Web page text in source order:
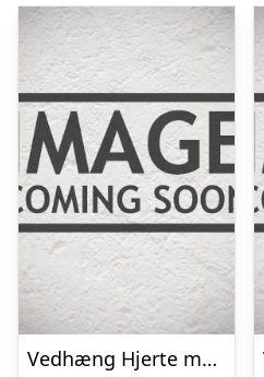
Vedhæng Hjerte med Blå Topas – u/kæde